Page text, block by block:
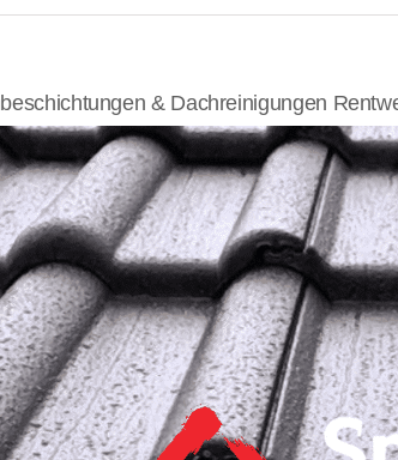
& Dachreinigungen